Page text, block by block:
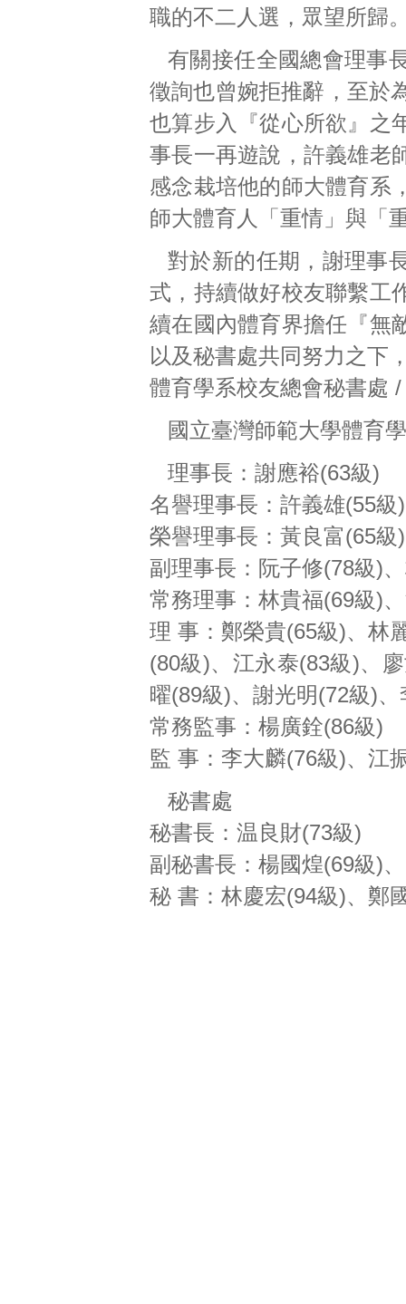
職的不二人選，眾望所歸
有關接任全國總會理事
徵詢也曾婉拒推辭，至於
也算步入『從心所欲』之
事長一再遊說，許義雄老
感念栽培他的師大體育系
師大體育人「重情」與「
對於新的任期，謝理事
式，持續做好校友聯繫工
續在國內體育界擔任『無
以及秘書處共同努力之下
體育學系校友總會秘書處
國立臺灣師範大學體育
理事長：謝應裕(63級)
名譽理事長：許義雄(55級)
榮譽理事長：黃良富(65級)
副理事長：阮子修(78級)
常務理事：林貴福(69級)
理 事：鄭榮貴(65級)、林
(80級)、江永泰(83級)、
曜(89級)、謝光明(72級)
常務監事：楊廣銓(86級)
監 事：李大麟(76級)、江
秘書處
秘書長：温良財(73級)
副秘書長：楊國煌(69級)
秘 書：林慶宏(94級)、鄭